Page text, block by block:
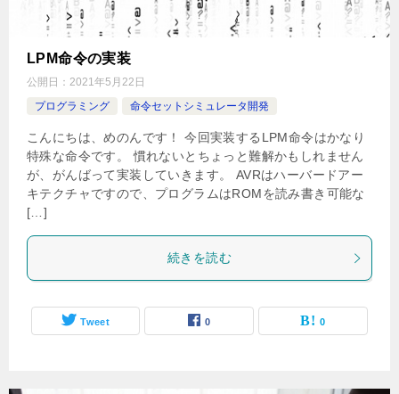
LPM命令の実装
公開日： 2021年5月22日
プログラミング
命令セットシミュレータ開発
こんにちは、めのんです！ 今回実装するLPM命令はかなり
特殊な命令です。 慣れないとちょっと難解かもしれません
が、がんばって実装していきます。 AVRはハーバードアー
キテクチャですので、プログラムはROMを読み書き可能な
[…]
続きを読む
Tweet 0 0